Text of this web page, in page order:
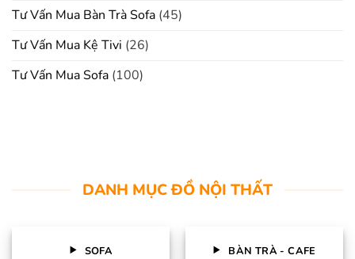
Tư Vấn Mua Bàn Trà Sofa (45)
Tư Vấn Mua Kệ Tivi (26)
Tư Vấn Mua Sofa (100)
DANH MỤC ĐỒ NỘI THẤT
SOFA BÀN TRÀ - CAFE